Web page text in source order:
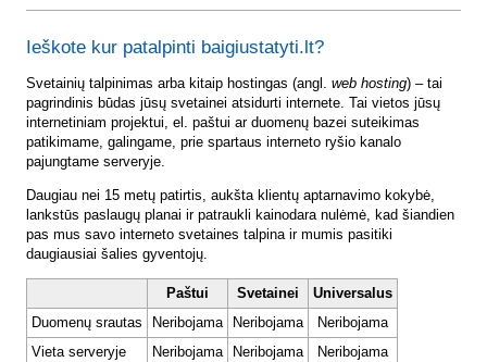
Ieškote kur patalpinti baigiustatyti.lt?
Svetainių talpinimas arba kitaip hostingas (angl. web hosting) – tai
pagrindinis būdas jūsų svetainei atsidurti internete. Tai vietos jūsų
internetiniam projektui, el. paštui ar duomenų bazei suteikimas
patikimame, galingame, prie spartaus interneto ryšio kanalo
pajungtame serveryje.
Daugiau nei 15 metų patirtis, aukšta klientų aptarnavimo kokybė,
lankstūs paslaugų planai ir patraukli kainodara nulėmė, kad šiandien
pas mus savo interneto svetaines talpina ir mumis pasitiki
daugiausiai šalies gyventojų.
Paštui Svetainei
Universalus
Duomenų srautas
Neribojama Neribojama
Neribojama
Vieta serveryje
Neribojama Neribojama
Neribojama